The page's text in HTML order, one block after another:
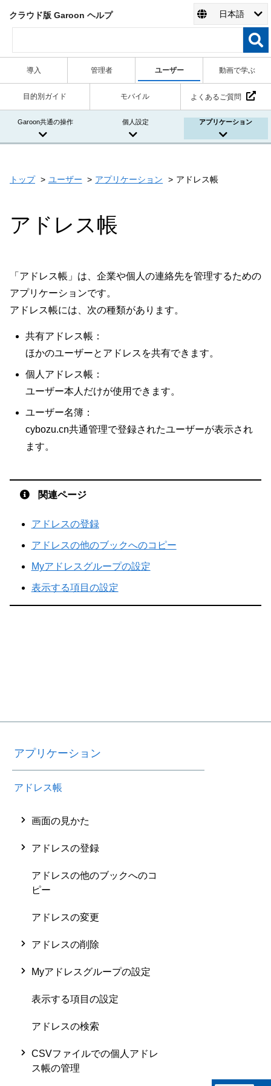
クラウド版 Garoon ヘルプ 日本語
導入 管理者 ユーザー 動画で学ぶ
目的別ガイド モバイル よくあるご質問
Garoon共通の操作 個人設定 アプリケーション
トップ ユーザー アプリケーション アドレス帳
アドレス帳
「アドレス帳」は、企業や個人の連絡先を管理するための
アプリケーションです。
アドレス帳には、次の種類があります。
共有アドレス帳：
ほかのユーザーとアドレスを共有できます。
個人アドレス帳：
ユーザー本人だけが使用できます。
ユーザー名簿：
cybozu.cn共通管理で登録されたユーザーが表示され
ます。
関連ページ
アドレスの登録
アドレスの他のブックへのコピー
Myアドレスグループの設定
表示する項目の設定
アプリケーション
アドレス帳
画面の見かた
アドレスの登録
アドレスの他のブックへのコ
ピー
アドレスの変更
アドレスの削除
Myアドレスグループの設定
表示する項目の設定
アドレスの検索
CSVファイルでの個人アドレ
ス帳の管理